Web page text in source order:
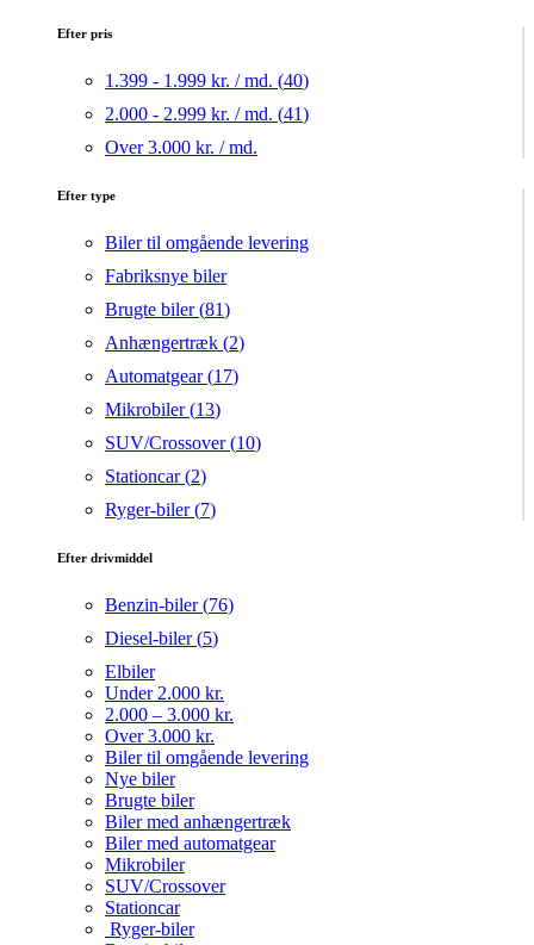
Efter pris
1.399 - 1.999 kr. / md. (40)
2.000 - 2.999 kr. / md. (41)
Over 3.000 kr. / md.
Efter type
Biler til omgående levering
Fabriksnye biler
Brugte biler (81)
Anhængertræk (2)
Automatgear (17)
Mikrobiler (13)
SUV/Crossover (10)
Stationcar (2)
Ryger-biler (7)
Efter drivmiddel
Benzin-biler (76)
Diesel-biler (5)
Elbiler
Under 2.000 kr.
2.000 – 3.000 kr.
Over 3.000 kr.
Biler til omgående levering
Nye biler
Brugte biler
Biler med anhængertræk
Biler med automatgear
Mikrobiler
SUV/Crossover
Stationcar
Ryger-biler